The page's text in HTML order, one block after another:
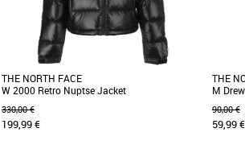
THE NORTH FACE
W 2000 Retro Nuptse Jacket
330,00 €
199,99 €
THE
M
90,00 €
59,99 €